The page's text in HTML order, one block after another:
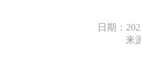
日期：
来